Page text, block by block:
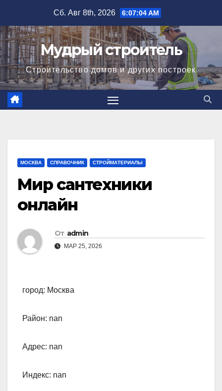
содержимому
Сб. Авг 8th, 2026 6:07:05 AM
Мудрый строитель
Строительство домов и других построек
МОСКВА СПРАВОЧНИК СТРОЙМАТЕРИАЛЫ
Мир сантехники
онлайн
От admin
МАР 25, 2026
город: Москва
Район: nan
Адрес: nan
Индекс: nan